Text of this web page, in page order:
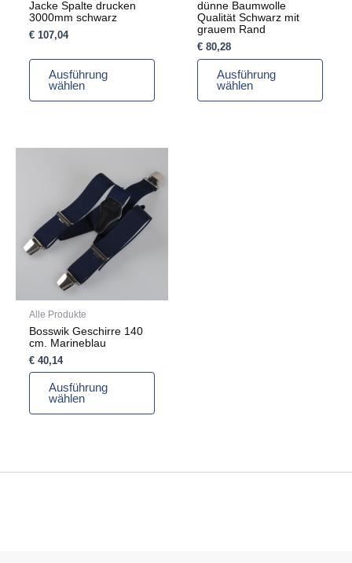
Jacke Spalte drucken
3000mm schwarz
€107,04
Ausführung
wählen
gewählt
werden
dünne Baumwolle
Qualität Schwarz mit
grauem Rand
€80,28
Ausführung
wählen
gewählt
werden
Alle Produkte
Bosswik Geschirre 140
cm. Marineblau
€40,14
Ausführung
wählen
mehrere
Varianten
auf.
Die
Optionen
können
auf
der
Produktseite
werden